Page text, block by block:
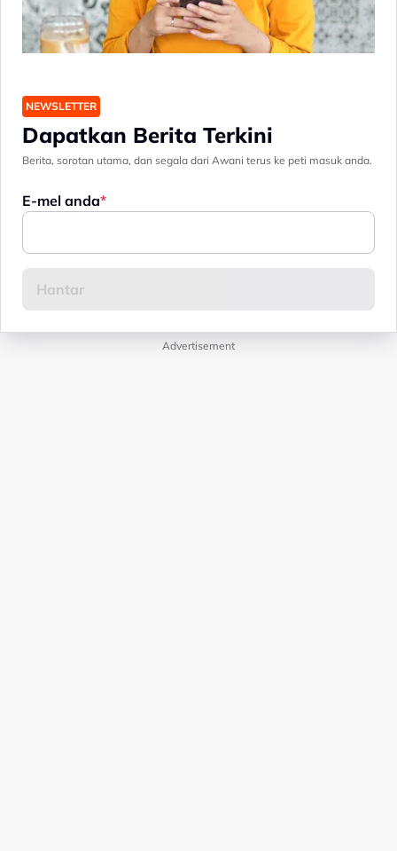
NEWSLETTER
Dapatkan Berita Terkini
Berita, sorotan utama, dan segala dari Awani terus ke peti masuk anda.
E-mel anda
Advertisement